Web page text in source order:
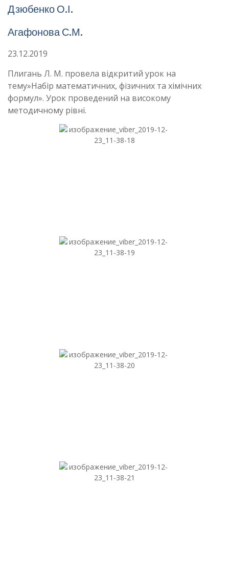
Дзюбенко О.І.
Агафонова С.М.
23.12.2019
Плигань Л. М. провела відкритий урок на
тему»Набір математичних, фізичних та хімічних
формул». Урок проведений на високому
методичному рівні.